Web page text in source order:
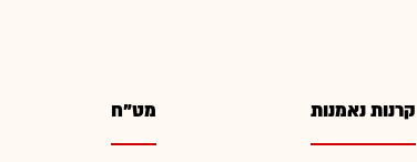
קרנות נאמנות מט"ח